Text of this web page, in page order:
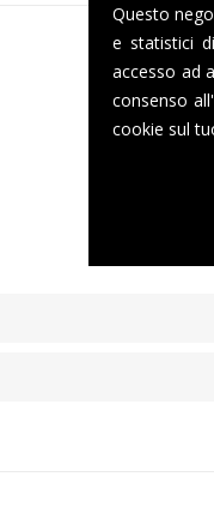
Questo
e statistici
accesso ad
consenso
cookie sul